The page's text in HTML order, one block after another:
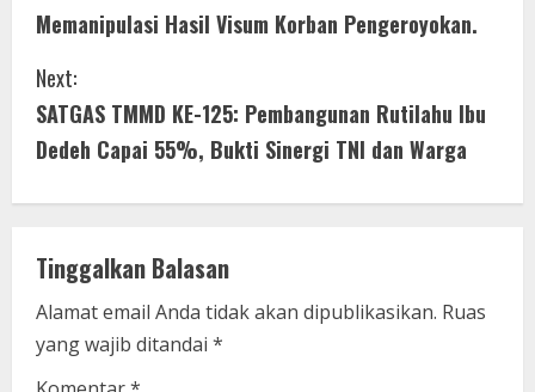
n
t
i
n
u
e
R
Memanipulasi Hasil Visum Korban Pengeroyokan.
Next:
SATGAS TMMD KE-125: Pembangunan Rutilahu Ibu
Dedeh Capai 55%, Bukti Sinergi TNI dan Warga
Tinggalkan Balasan
Alamat email Anda tidak akan dipublikasikan. Ruas
yang wajib ditandai *